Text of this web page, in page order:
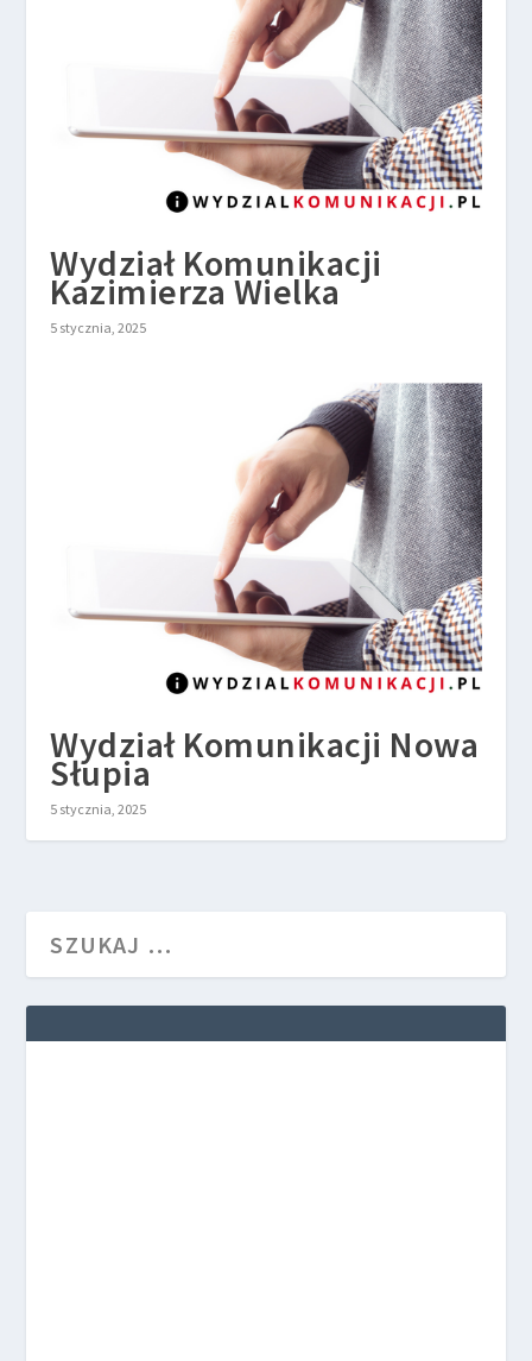
Wydział Komunikacji
Kazimierza Wielka
5 stycznia, 2025
Wydział Komunikacji Nowa
Słupia
5 stycznia, 2025